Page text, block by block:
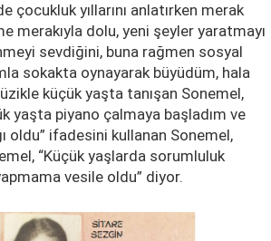
çocukluk yıllarını anlatırken merak
merakıyla dolu, yeni şeyler yaratmayı
sevdiğini, buna rağmen sosyal
sokakta oynayarak büyüdüm, hala
küçük yaşta tanışan Sonemel,
yaşta piyano çalmaya başladım ve
oldu” ifadesini kullanan Sonemel,
“Küçük yaşlarda sorumluluk
vesile oldu” diyor.